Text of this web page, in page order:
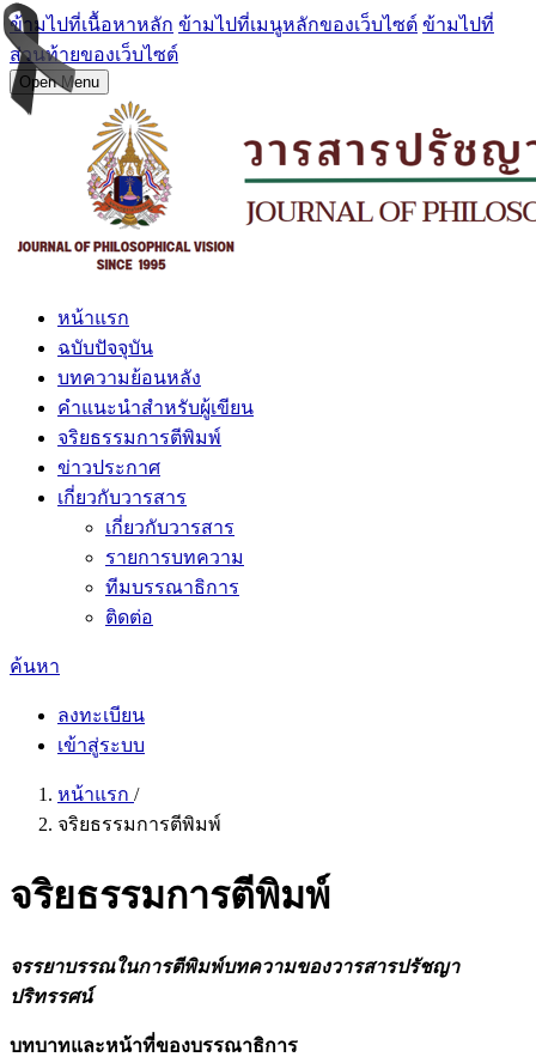
ข้ามไปที่เนื้อหาหลัก ข้ามไปที่เมนูหลักของเว็บไซต์ ข้ามไปที่
ส่วนท้ายของเว็บไซต์
Open Menu
หน้าแรก
ฉบับปัจจุบัน
บทความย้อนหลัง
คำแนะนำสำหรับผู้เขียน
จริยธรรมการตีพิมพ์
ข่าวประกาศ
เกี่ยวกับวารสาร
เกี่ยวกับวารสาร
รายการบทความ
ทีมบรรณาธิการ
ติดต่อ
ค้นหา
ลงทะเบียน
เข้าสู่ระบบ
หน้าแรก /
จริยธรรมการตีพิมพ์
จริยธรรมการตีพิมพ์
จรรยาบรรณในการตีพิมพ์บทความของวารสารปรัชญา
ปริทรรศน์
บทบาทและหน้าที่ของบรรณาธิการ